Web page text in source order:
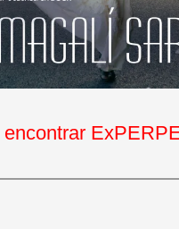
encontrar